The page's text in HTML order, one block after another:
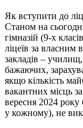
Як вступити до
Станом на
гімназій (9-х
ліцеїв за
закладів –
бажаючих,
якщо кількість
вакантних місць
вересня 2024 року
у кожному), не